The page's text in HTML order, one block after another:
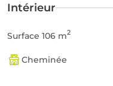
Intérieur
Surface 106 m2
Cheminée